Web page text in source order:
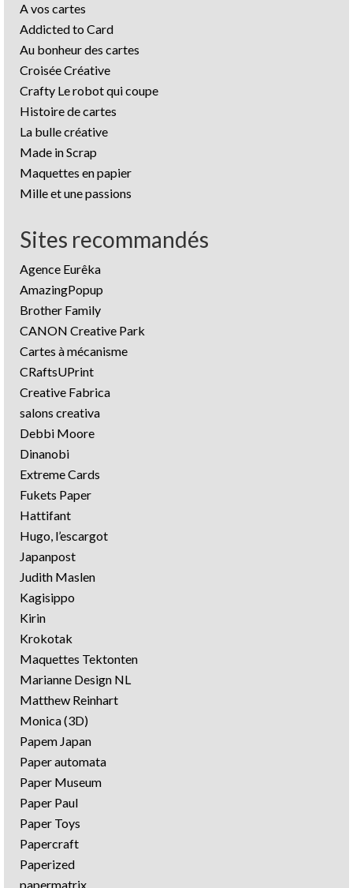
A vos cartes
Addicted to Card
Au bonheur des cartes
Croisée Créative
Crafty Le robot qui coupe
Histoire de cartes
La bulle créative
Made in Scrap
Maquettes en papier
Mille et une passions
Sites recommandés
Agence Eurêka
AmazingPopup
Brother Family
CANON Creative Park
Cartes à mécanisme
CRaftsUPrint
Creative Fabrica
salons creativa
Debbi Moore
Dinanobi
Extreme Cards
Fukets Paper
Hattifant
Hugo, l’escargot
Japanpost
Judith Maslen
Kagisippo
Kirin
Krokotak
Maquettes Tektonten
Marianne Design NL
Matthew Reinhart
Monica (3D)
Papem Japan
Paper automata
Paper Museum
Paper Paul
Paper Toys
Papercraft
Paperized
papermatrix